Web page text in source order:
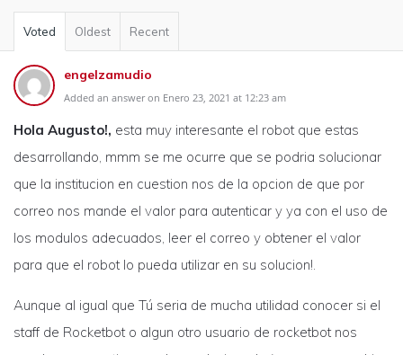
Voted Oldest Recent
engelzamudio
Added an answer on Enero 23, 2021 at 12:23 am
Hola Augusto!, esta muy interesante el robot que estas
desarrollando, mmm se me ocurre que se podria solucionar
que la institucion en cuestion nos de la opcion de que por
correo nos mande el valor para autenticar y ya con el uso de
los modulos adecuados, leer el correo y obtener el valor
para que el robot lo pueda utilizar en su solucion!.
Aunque al igual que Tú seria de mucha utilidad conocer si el
staff de Rocketbot o algun otro usuario de rocketbot nos